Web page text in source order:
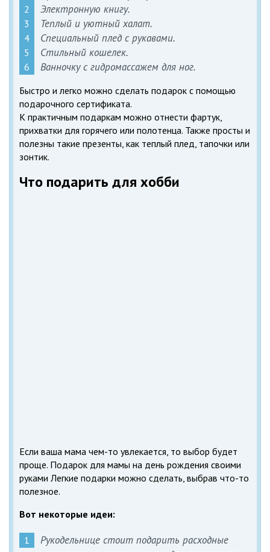
Электронную книгу.
Теплый и уютный халат.
Специальный плед с рукавами.
Стильный кошелек.
Ванночку с гидромассажем для ног.
Быстро и легко можно сделать подарок с помощью
подарочного сертификата.
К практичным подаркам можно отнести фартук,
прихватки для горячего или полотенца. Также просты и
полезны такие презенты, как теплый плед, тапочки или
зонтик.
Что подарить для хобби
Если ваша мама чем-то увлекается, то выбор будет
проще. Подарок для мамы на день рождения своими
руками Легкие подарки можно сделать, выбрав что-то
полезное.
Вот некоторые идеи:
Рукодельнице стоит подарить расходные